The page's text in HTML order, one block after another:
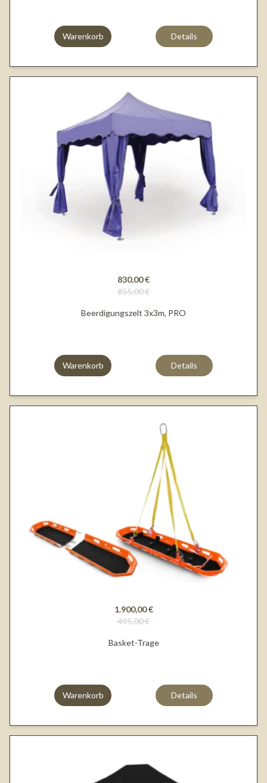
Warenkorb Details
830,00 €
855,00 €
Beerdigungszelt 3x3m, PRO
Warenkorb Details
1.900,00 €
495,00 €
Basket-Trage
Warenkorb Details